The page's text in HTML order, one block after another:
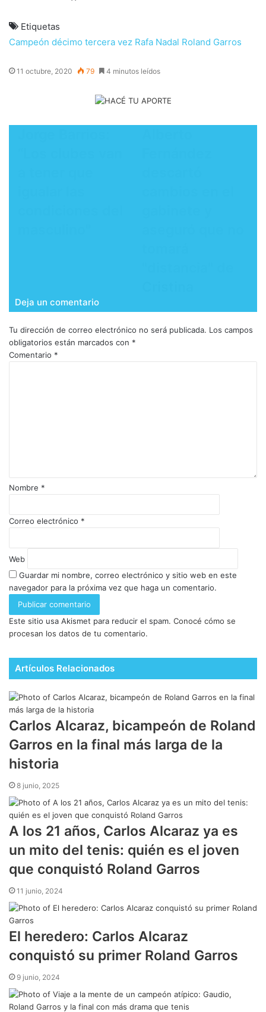
Etiquetas
Campeón décimo tercera vez Rafa Nadal Roland Garros
11 octubre, 2020 79 4 minutos leídos
Deja un comentario
Tu dirección de correo electrónico no será publicada. Los campos
obligatorios están marcados con *
Comentario *
Nombre *
Correo electrónico *
Web
Guardar mi nombre, correo electrónico y sitio web en este
navegador para la próxima vez que haga un comentario.
Este sitio usa Akismet para reducir el spam. Conocé cómo se
procesan los datos de tu comentario.
Artículos Relacionados
Carlos Alcaraz, bicampeón de Roland
Garros en la final más larga de la
historia
8 junio, 2025
A los 21 años, Carlos Alcaraz ya es
un mito del tenis: quién es el joven
que conquistó Roland Garros
11 junio, 2024
El heredero: Carlos Alcaraz
conquistó su primer Roland Garros
9 junio, 2024